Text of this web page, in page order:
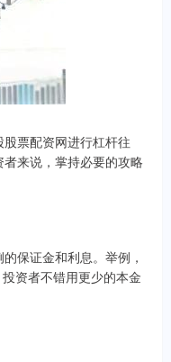
票配资网进行杠杆往
来说，掌持必要的攻略
保证金和利息。举例，
资者不错用更少的本金